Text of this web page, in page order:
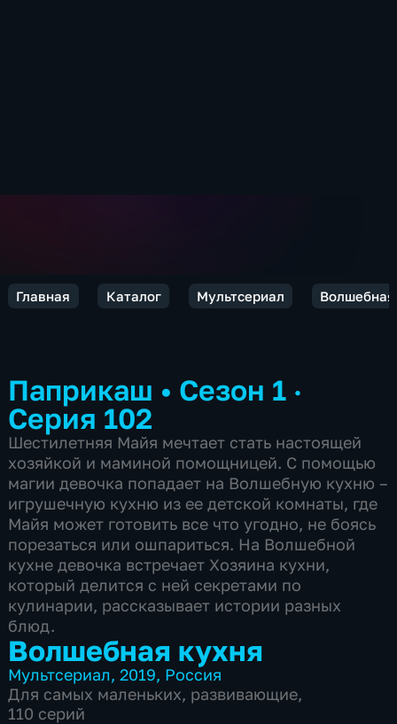
Главная Каталог Мультсериал Волшебная
Паприкаш • Сезон 1 ·
Серия 102
Шестилетняя Майя мечтает стать настоящей
хозяйкой и маминой помощницей. С помощью
магии девочка попадает на Волшебную кухню –
игрушечную кухню из ее детской комнаты, где
Майя может готовить все что угодно, не боясь
порезаться или ошпариться. На Волшебной
кухне девочка встречает Хозяина кухни,
который делится с ней секретами по
кулинарии, рассказывает истории разных
блюд.
Волшебная кухня
Мультсериал,2019, Россия
Для самых маленьких, развивающие,
110 серий